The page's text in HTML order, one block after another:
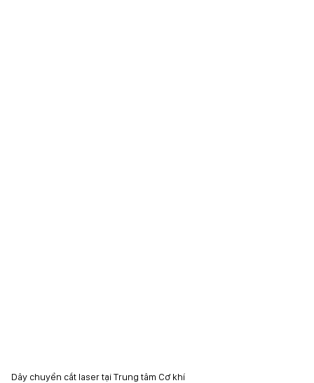
Dây chuyền cắt laser tại Trung tâm Cơ khí